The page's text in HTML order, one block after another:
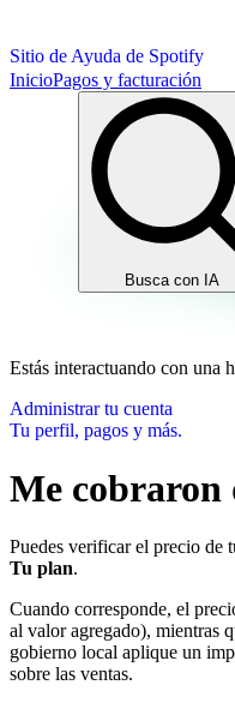
Sitio de Ayuda de Spotify
InicioPagos y facturación
Busca con IA
Estás interactuando con una
Administrar tu cuenta
Tu perfil, pagos y más.
Me cobraron
Puedes verificar el precio de
Tu plan.
Cuando corresponde, el
al valor agregado), mientras
gobierno local aplique un
sobre las ventas.